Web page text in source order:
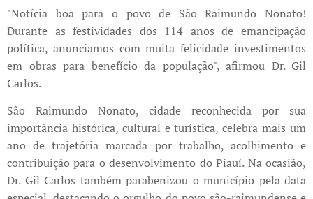
"Notícia boa para o povo de São Raimundo Nonato!
Durante as festividades dos 114 anos de emancipação
política, anunciamos com muita felicidade investimentos
em obras para benefício da população", afirmou Dr. Gil
Carlos.
São Raimundo Nonato, cidade reconhecida por sua
importância histórica, cultural e turística, celebra mais um
ano de trajetória marcada por trabalho, acolhimento e
contribuição para o desenvolvimento do Piauí. Na ocasião,
Dr. Gil Carlos também parabenizou o município pela data